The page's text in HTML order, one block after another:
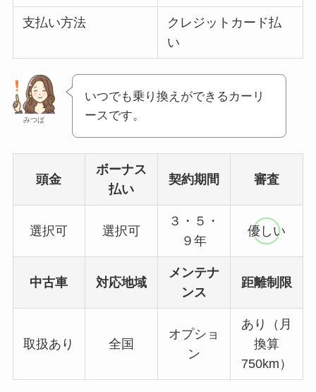
支払い方法
クレジットカード払
い
みつば
いつでも乗り換えができるカーリ
ースです。
頭金
ボーナス
払い
契約期間 審査
選択可 選択可
３・５・
９年
優しい
中古車 対応地域
メンテナ
ンス
距離制限
取扱あり 全国
オプショ
ン
あり（月
換算
750km）